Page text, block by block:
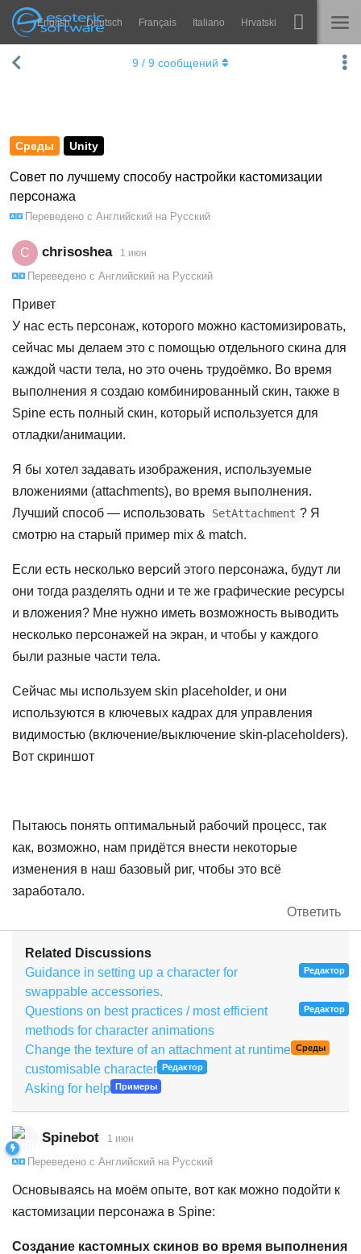
Esoteric Software
Navigation
English Deutsch Français Italiano Hrvatski
ГЛАВНАЯ
КОНТАКТЫ
Spine
Среды Unity
Совет по лучшему способу настройки кастомизации
персонажа
Переведено с Английский на Русский
9 / 9 сообщений
C chrisoshea 1 июн
Переведено с Английский на Русский
Привет
У нас есть персонаж, которого можно кастомизировать,
сейчас мы делаем это с помощью отдельного скина для
каждой части тела, но это очень трудоёмко. Во время
выполнения я создаю комбинированный скин, также в
Spine есть полный скин, который используется для
отладки/анимации.
Я бы хотел задавать изображения, используемые
вложениями (attachments), во время выполнения.
Лучший способ — использовать
SetAttachment ? Я
смотрю на старый пример mix & match.
Если есть несколько версий этого персонажа, будут ли
они тогда разделять одни и те же графические ресурсы
и вложения? Мне нужно иметь возможность выводить
несколько персонажей на экран, и чтобы у каждого
были разные части тела.
Сейчас мы используем skin placeholder, и они
используются в ключевых кадрах для управления
видимостью (включение/выключение skin-placeholders).
Вот скриншот
Пытаюсь понять оптимальный рабочий процесс, так
как, возможно, нам придётся внести некоторые
изменения в наш базовый риг, чтобы это всё
заработало.
Ответить
Related Discussions
Guidance in setting up a character for
swappable accessories.
Редактор
Questions on best practices / most efficient
methods for character animations
Редактор
Change the texture of an attachment at runtime Среды
customisable character Редактор
Asking for help Примеры
Spinebot 1 июн
Переведено с Английский на Русский
Основываясь на моём опыте, вот как можно подойти к
кастомизации персонажа в Spine:
Создание кастомных скинов во время выполнения